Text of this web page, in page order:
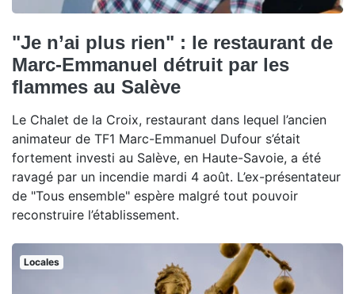
"Je n’ai plus rien" : le restaurant de
Marc-Emmanuel détruit par les
flammes au Salève
Le Chalet de la Croix, restaurant dans lequel l’ancien
animateur de TF1 Marc-Emmanuel Dufour s’était
fortement investi au Salève, en Haute-Savoie, a été
ravagé par un incendie mardi 4 août. L’ex-présentateur
de "Tous ensemble" espère malgré tout pouvoir
reconstruire l’établissement.
Locales